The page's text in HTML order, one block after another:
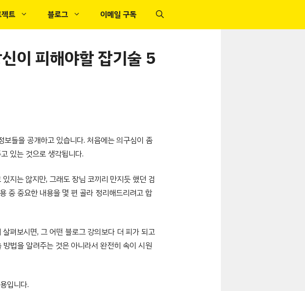
트 블로그 이메일 구독
이 피해야할 잡기술 5
들을 공개하고 있습니다. 처음에는 의구심이 좀
있는 것으로 생각됩니다.
지는 않지만, 그래도 장님 코끼리 만지듯 했던 검
중 중요한 내용을 몇 편 골라 정리해드리려고 합
펴보시면, 그 어떤 블로그 강의보다 더 피가 되고
법을 알려주는 것은 아니라서 완전히 속이 시원
입니다.